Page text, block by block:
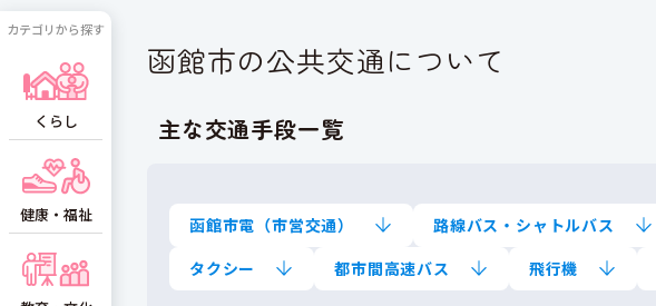
函館市の公共交通について
主な交通手段一覧
函館市電（市営交通） 路線バス・シャトルバス
タクシー
都市間高速バス 飛行機
カテゴリから探す
くらし
健康・福祉